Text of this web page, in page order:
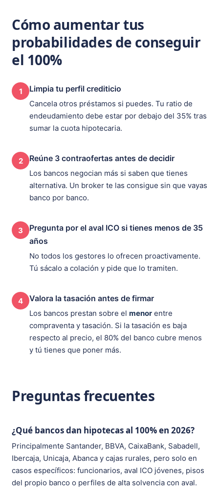
Cómo aumentar tus
probabilidades de conseguir
el 100%
1 Limpia tu perfil crediticio
Cancela otros préstamos si puedes. Tu ratio de
endeudamiento debe estar por debajo del 35% tras
sumar la cuota hipotecaria.
2 Reúne 3 contraofertas antes de decidir
Los bancos negocian más si saben que tienes
alternativa. Un broker te las consigue sin que vayas
banco por banco.
3
Pregunta por el aval ICO si tienes menos de 35
años
No todos los gestores lo ofrecen proactivamente.
Tú sácalo a colación y pide que lo tramiten.
4 Valora la tasación antes de firmar
Los bancos prestan sobre el menor entre
compraventa y tasación. Si la tasación es baja
respecto al precio, el 80% del banco cubre menos
y tú tienes que poner más.
Preguntas frecuentes
¿Qué bancos dan hipotecas al 100% en 2026?
Principalmente Santander, BBVA, CaixaBank, Sabadell,
Ibercaja, Unicaja, Abanca y cajas rurales, pero solo en
casos específicos: funcionarios, aval ICO jóvenes, pisos
del propio banco o perfiles de alta solvencia con aval.